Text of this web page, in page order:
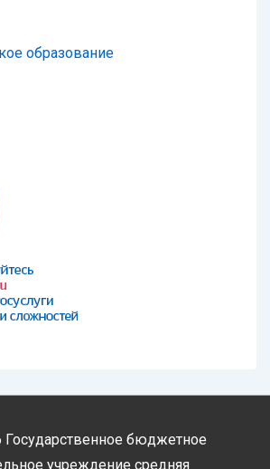
Государственное бюджетное
учреждение средняя